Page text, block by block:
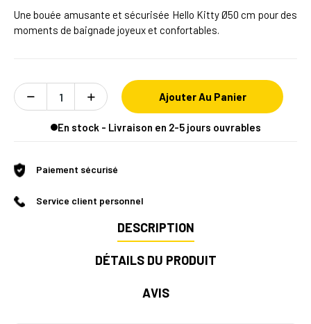
Une bouée amusante et sécurisée Hello Kitty Ø50 cm pour des
moments de baignade joyeux et confortables.
Ajouter Au Panier
En stock - Livraison en 2-5 jours ouvrables
Paiement sécurisé
Service client personnel
DESCRIPTION
DÉTAILS DU PRODUIT
AVIS